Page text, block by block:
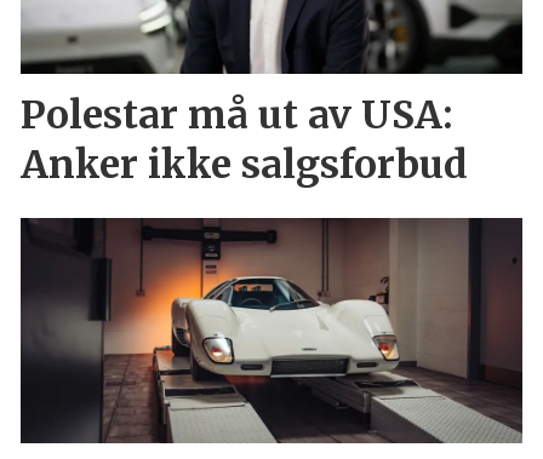
Polestar må ut av USA:
Anker ikke salgsforbud